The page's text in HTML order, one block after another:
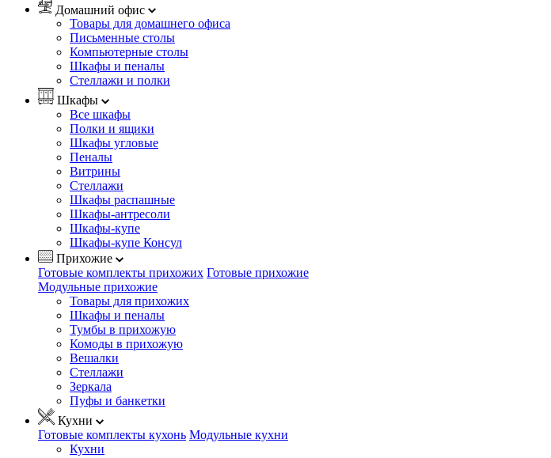
Домашний офис
Товары для домашнего офиса
Письменные столы
Компьютерные столы
Шкафы и пеналы
Стеллажи и полки
Шкафы
Все шкафы
Полки и ящики
Шкафы угловые
Пеналы
Витрины
Стеллажи
Шкафы распашные
Шкафы-антресоли
Шкафы-купе
Шкафы-купе Консул
Прихожие
Готовые комплекты прихожих Готовые прихожие
Модульные прихожие
Товары для прихожих
Шкафы и пеналы
Тумбы в прихожую
Комоды в прихожую
Вешалки
Стеллажи
Зеркала
Пуфы и банкетки
Кухни
Готовые комплекты кухонь Модульные кухни
Кухни